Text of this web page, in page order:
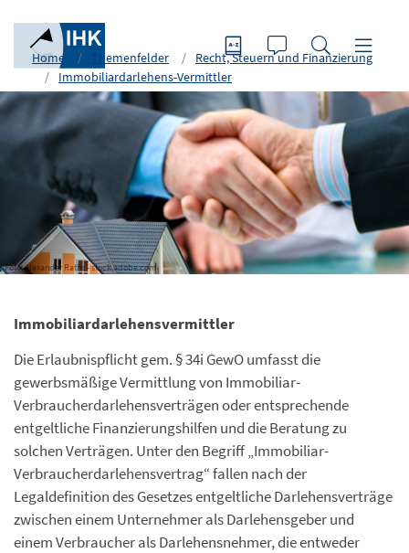
Home Themenfelder
Recht, Steuern und Finanzierung
Immobiliardarlehens-Vermittler
Foto: Alexander Raths - stock.adobe.com
Immobiliardarlehensvermittler
Die Erlaubnispflicht gem. § 34i GewO umfasst die
gewerbsmäßige Vermittlung von Immobiliar-
Verbraucherdarlehensverträgen oder entsprechende
entgeltliche Finanzierungshilfen und die Beratung zu
solchen Verträgen. Unter den Begriff „Immobiliar-
Verbraucherdarlehensvertrag“ fallen nach der
Legaldefinition des Gesetzes entgeltliche Darlehensverträge
zwischen einem Unternehmer als Darlehensgeber und
einem Verbraucher als Darlehensnehmer, die entweder